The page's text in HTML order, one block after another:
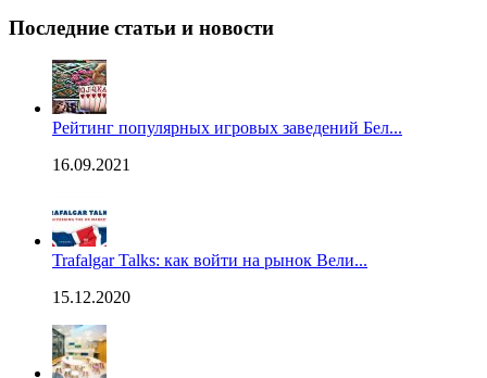
Последние статьи и новости
Рейтинг популярных игровых заведений Бел...
16.09.2021
Trafalgar Talks: как войти на рынок Вели...
15.12.2020